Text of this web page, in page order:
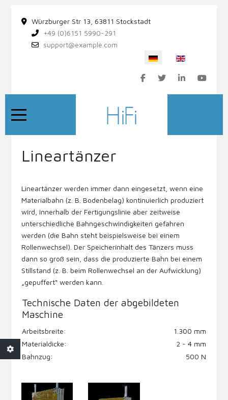
Würzburger Str 13, 63811 Stockstadt
+49 (0)6151 5990-291
support@example.com
Sprache auswählen
Mobile Menu Toggle
Lineartänzer
Lineartänzer werden immer dann eingesetzt, wenn eine
Materialbahn (z. B. Bodenbelag) kontinuierlich produziert
wird, innerhalb der Fertigungslinie aber zeitweise
unterschiedliche Bahngeschwindigkeiten gefahren
werden (die Bahn steht beispielsweise bei einem
Rollenwechsel). Der Speicherinhalt des Tänzers muss
dann so groß sein, dass die produzierte Bahn bei einem
Stillstand (z. B. beim Rollenwechsel an der Aufwicklung)
„gepuffert“ werden kann.
Technische Daten der abgebildeten
Maschine
Arbeitsbreite:
1.300 mm
Materialdicke:
2 - 4 mm
Bahnzug:
500 N